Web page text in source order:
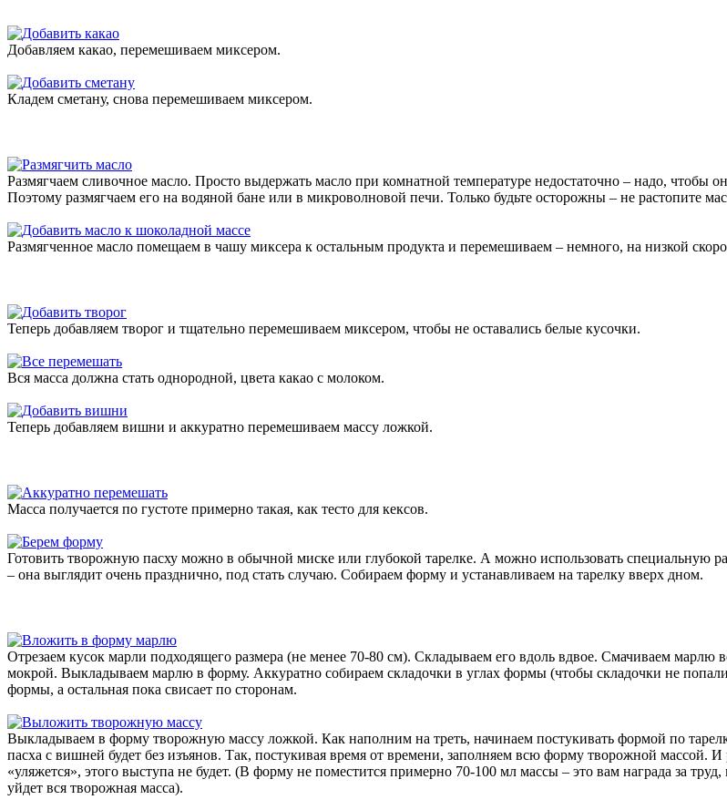
Добавляем какао, перемешиваем миксером.
Кладем сметану, снова перемешиваем миксером.
Размягчаем сливочное масло. Просто выдержать масло при комнатной температуре недостаточно – надо, чтобы
Поэтому размягчаем его на водяной бане или в микроволновой печи. Только будьте осторожны – не растопите
Размягченное масло помещаем в чашу миксера к остальным продукта и перемешиваем – немного, на низкой
Теперь добавляем творог и тщательно перемешиваем миксером, чтобы не оставались белые кусочки.
Вся масса должна стать однородной, цвета какао с молоком.
Теперь добавляем вишни и аккуратно перемешиваем массу ложкой.
Масса получается по густоте примерно такая, как тесто для кексов.
Готовить творожную пасху можно в обычной миске или глубокой тарелке. А можно использовать специальную
– она выглядит очень празднично, под стать случаю. Собираем форму и устанавливаем на тарелку вверх дном.
Отрезаем кусок марли подходящего размера (не менее 70-80 см). Складываем его вдоль вдвое. Смачиваем
мокрой. Выкладываем марлю в форму. Аккуратно собираем складочки в углах формы (чтобы складочки не
формы, а остальная пока свисает по сторонам.
Выкладываем в форму творожную массу ложкой. Как наполним на треть, начинаем постукивать формой по
пасха с вишней будет без изъянов. Так, постукивая время от времени, заполняем всю форму творожной массой.
«уляжется», этого выступа не будет. (В форму не поместится примерно 70-100 мл массы – это вам награда за
уйдет вся творожная масса).